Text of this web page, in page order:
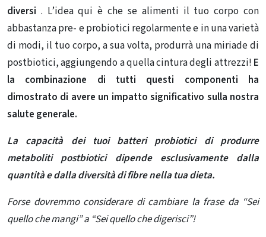
diversi . L’idea qui è che se alimenti il ​​tuo corpo con
abbastanza pre- e probiotici regolarmente e in una varietà
di modi, il tuo corpo, a sua volta, produrrà una miriade di
postbiotici, aggiungendo a quella cintura degli attrezzi! E
la combinazione di tutti questi componenti ha
dimostrato di avere un impatto significativo sulla nostra
salute generale.
La capacità dei tuoi batteri probiotici di produrre
metaboliti postbiotici dipende esclusivamente dalla
quantità e dalla diversità di fibre nella tua dieta.
Forse dovremmo considerare di cambiare la frase da “Sei
quello che mangi” a “Sei quello che digerisci”!